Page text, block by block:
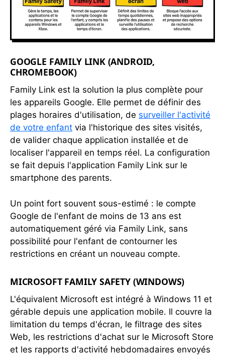
GOOGLE FAMILY LINK (ANDROID,
CHROMEBOOK)
Family Link est la solution la plus complète pour
les appareils Google. Elle permet de définir des
plages horaires d'utilisation, de surveiller l'activité
de votre enfant via l'historique des sites visités,
de valider chaque application installée et de
localiser l'appareil en temps réel. La configuration
se fait depuis l'application Family Link sur le
smartphone des parents.
Un point fort souvent sous-estimé : le compte
Google de l'enfant de moins de 13 ans est
automatiquement géré via Family Link, sans
possibilité pour l'enfant de contourner les
restrictions en créant un nouveau compte.
MICROSOFT FAMILY SAFETY (WINDOWS)
L'équivalent Microsoft est intégré à Windows 11 et
gérable depuis une application mobile. Il couvre la
limitation du temps d'écran, le filtrage des sites
Web, les restrictions d'achat sur le Microsoft Store
et les rapports d'activité hebdomadaires envoyés